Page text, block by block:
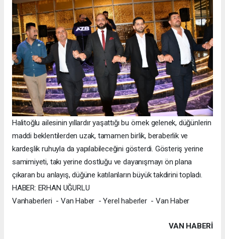
Halitoğlu ailesinin yıllardır yaşattığı bu örnek gelenek, düğünlerin
maddi beklentilerden uzak, tamamen birlik, beraberlik ve
kardeşlik ruhuyla da yapılabileceğini gösterdi. Gösteriş yerine
samimiyeti, takı yerine dostluğu ve dayanışmayı ön plana
çıkaran bu anlayış, düğüne katılanların büyük takdirini topladı.
HABER: ERHAN UĞURLU
Vanhaberleri - Van Haber - Yerel haberler - Van Haber
VAN HABERİ